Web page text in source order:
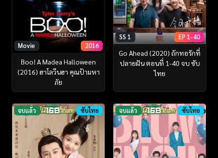
Movie 2016
Boo! A Madea Halloween
(2016) ฮาโลวีนฮา คุณป้ามหา
ภัย
SS 1 EP 1-40
Go Ahead (2020) ถักทอรักที่
ปลายฝัน ตอนที่ 1-40 จบ ซับ
ไทย
จบแล้ว ซับไทย จบแล้ว ซับไทย